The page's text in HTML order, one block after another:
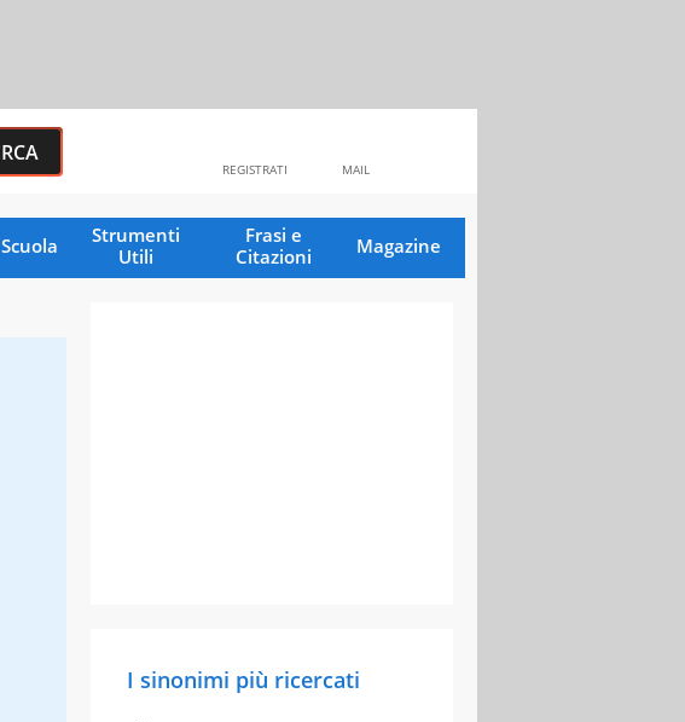
MAIL
REGISTRATI
Scuola
Strumenti
Utili
Frasi e
Citazioni
Magazine
I sinonimi più ricercati